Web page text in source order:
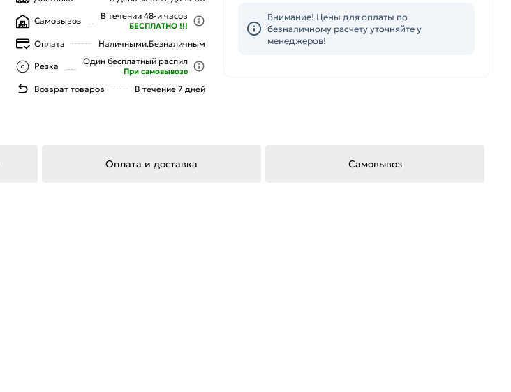
Внимание! Цены для оплаты по
безналичному расчету уточняйте у
менеджеров!
Самовывоз В течении 48-и часов
БЕСПЛАТНО !!!
Оплата Наличными,Безналичным
Резка Один бесплатный распил
При самовывозе
Возврат товаров В течение 7 дней
Оплата и доставка Самовывоз